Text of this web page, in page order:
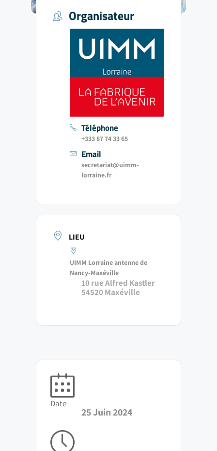
Organisateur
Téléphone
+333 87 74 33 65
Email
secretariat@uimm-
lorraine.fr
LIEU
UIMM Lorraine antenne de
Nancy-Maxéville
10 rue Alfred Kastler
54520 Maxéville
Date
25 Juin 2024